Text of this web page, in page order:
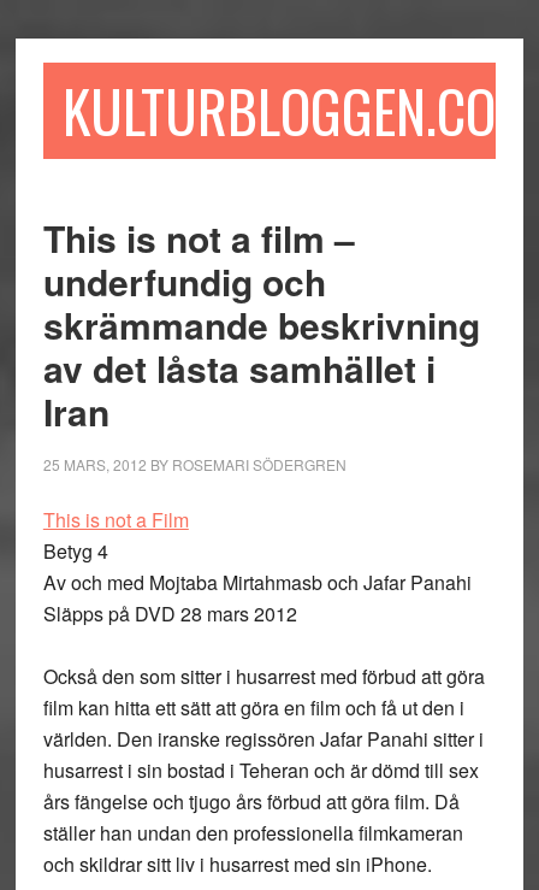
till
till
sidofältet
till
KULTURBLOGGEN.COM
This is not a film –
underfundig och
skrämmande beskrivning
av det låsta samhället i
Iran
25 MARS, 2012 BY ROSEMARI SÖDERGREN
This is not a Film
Betyg 4
Av och med Mojtaba Mirtahmasb och Jafar Panahi
Släpps på DVD 28 mars 2012
Också den som sitter i husarrest med förbud att göra
film kan hitta ett sätt att göra en film och få ut den i
världen. Den iranske regissören Jafar Panahi sitter i
husarrest i sin bostad i Teheran och är dömd till sex
års fängelse och tjugo års förbud att göra film. Då
ställer han undan den professionella filmkameran
och skildrar sitt liv i husarrest med sin iPhone.